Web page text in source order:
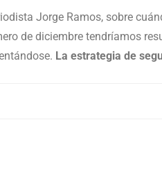
Jorge Ramos, sobre
de diciembre tendríamos
La estrategia de